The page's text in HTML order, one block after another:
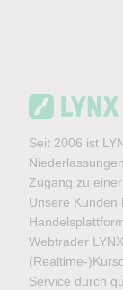
Seit 2006 ist
Zugang zu
Unsere Kunden
Webtrader
(Realtime-
Service durch